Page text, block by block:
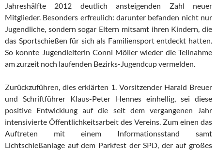
Jahreshälfte 2012 deutlich ansteigenden Zahl neuer
Mitglieder. Besonders erfreulich: darunter befanden nicht nur
Jugendliche, sondern sogar Eltern mitsamt ihren Kindern, die
das Sportschießen für sich als Familiensport entdeckt hatten.
So konnte Jugendleiterin Conni Möller wieder die Teilnahme
am zurzeit noch laufenden Bezirks-Jugendcup vermelden.
Zurückzuführen, dies erklärten 1. Vorsitzender Harald Breuer
und Schriftführer Klaus-Peter Hennes einhellig, sei diese
positive Entwicklung auf die seit dem vergangenen Jahr
intensivierte Öffentlichkeitsarbeit des Vereins. Zum einen das
Auftreten mit einem Informationsstand samt
Lichtschießanlage auf dem Parkfest der SPD, der auf großes